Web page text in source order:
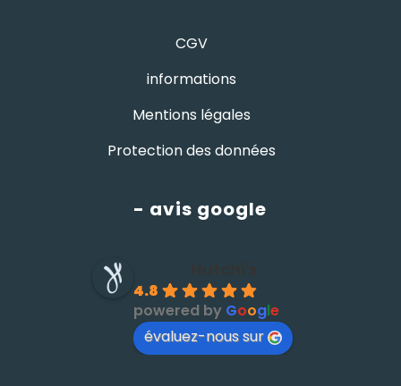
CGV
informations
Mentions légales
Protection des données
- avis google
4.8
powered by Google
évaluez-nous sur